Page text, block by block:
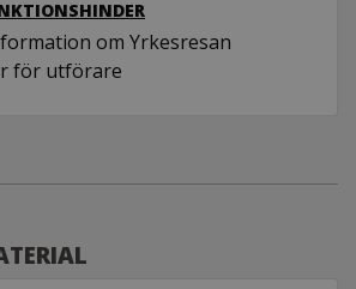
om Yrkesresan
för utförare